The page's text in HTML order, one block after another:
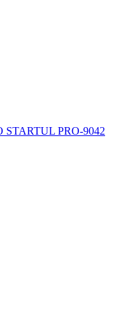
STARTUL PRO-9042